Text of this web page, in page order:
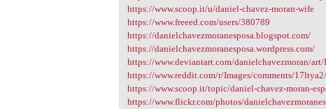
https://www.scoop.it/u/daniel-chavez-moran-wife
https://www.freeed.com/users/380789
https://danielchavezmoranesposa.blogspot.com/
https://danielchavezmoranesposa.wordpress.com/
https://www.deviantart.com/danielchavezmoran/
https://www.reddit.com/r/Images/comments/
https://www.scoop.it/topic/daniel-chavez-moran-
https://www.flickr.com/photos/